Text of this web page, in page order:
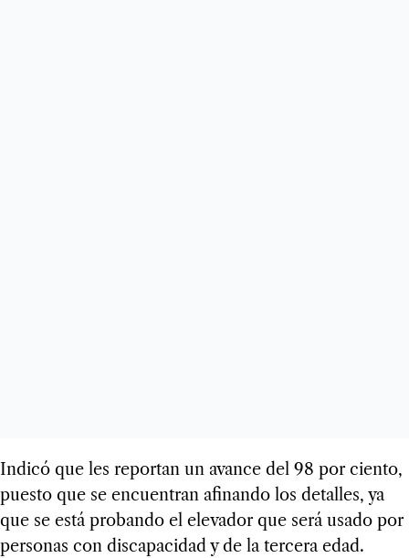
Indicó que les reportan un avance del 98 por ciento,
puesto que se encuentran afinando los detalles, ya
que se está probando el elevador que será usado por
personas con discapacidad y de la tercera edad.